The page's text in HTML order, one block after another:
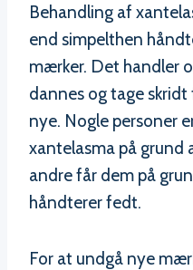
Behandling af
end simpelthen
mærker. Det handler
dannes og tage
nye. Nogle personer
xantelasma på grund
andre får dem på
håndterer fedt.
For at undgå nye